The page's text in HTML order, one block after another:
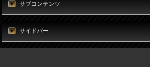
サブコンテンツ
サイドバー